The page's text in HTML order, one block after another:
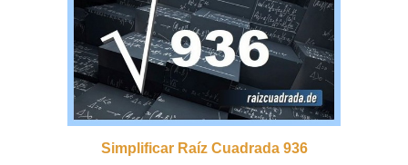
Simplificar Raíz Cuadrada 936